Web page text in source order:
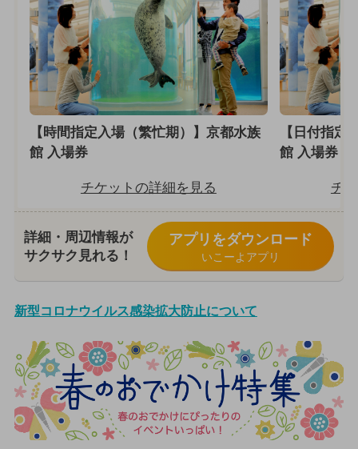
【時間指定入場（繁忙期）】京都水族
館 入場券
チケットの詳細を見る
【日付指定
館 入場券
チ
詳細・周辺情報が
サクサク見れる！
アプリをダウンロード
いこーよアプリ
新型コロナウイルス感染拡大防止について